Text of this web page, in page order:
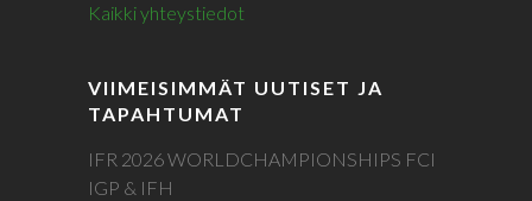
Kaikki yhteystiedot
VIIMEISIMMÄT UUTISET JA
TAPAHTUMAT
IFR 2026 WORLDCHAMPIONSHIPS FCI
IGP & IFH